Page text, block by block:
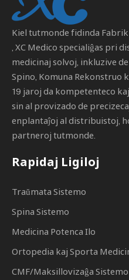
Kiel tutmonde fidinda
, XC Medico specialiĝas pri
medicinaj solvoj, inkluzive
Spino, Komuna Rekonstruo
19 jaroj da kompetenteco
sin al provizado de
enplantaĵoj al distribuistoj,
partneroj tutmonde.
Rapidaj Ligiloj
Traŭmata Sistemo
Spina Sistemo
Medicina Potenca Ilo
Ortopedia kaj Sporta
CMF/Maksillovizaĝa Sistemo